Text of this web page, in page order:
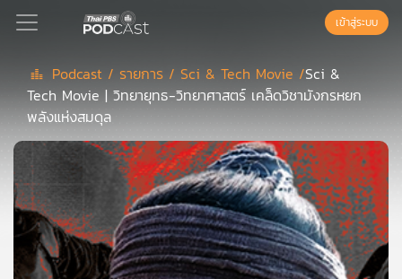
Podcast
เพล
ย์
ลิ
สต์
แนะนำ
เข้าสู่ระบบ
Podcast / รายการ / Sci & Tech Movie /​Sci &
Tech Movie | วิทยายุทธ-วิทยาศาสตร์ เคล็ดวิชามังกรหยก
พลังแห่งสมดุล